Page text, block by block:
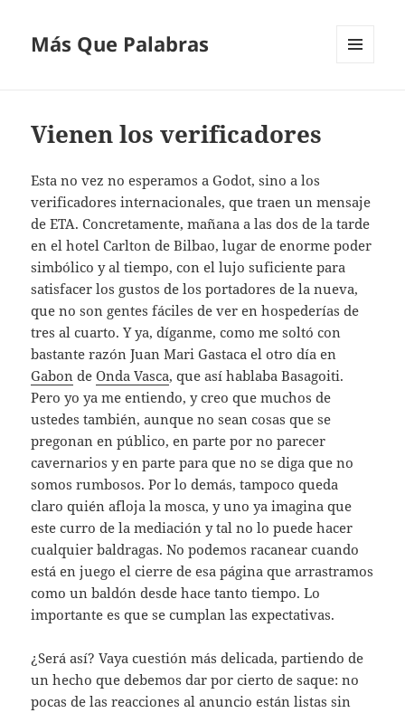
Más Que Palabras
Vienen los verificadores
Esta no vez no esperamos a Godot, sino a los
verificadores internacionales, que traen un mensaje
de ETA. Concretamente, mañana a las dos de la tarde
en el hotel Carlton de Bilbao, lugar de enorme poder
simbólico y al tiempo, con el lujo suficiente para
satisfacer los gustos de los portadores de la nueva,
que no son gentes fáciles de ver en hospederías de
tres al cuarto. Y ya, díganme, como me soltó con
bastante razón Juan Mari Gastaca el otro día en
Gabon deOnda Vasca, que así hablaba Basagoiti.
Pero yo ya me entiendo, y creo que muchos de
ustedes también, aunque no sean cosas que se
pregonan en público, en parte por no parecer
cavernarios y en parte para que no se diga que no
somos rumbosos. Por lo demás, tampoco queda
claro quién afloja la mosca, y uno ya imagina que
este curro de la mediación y tal no lo puede hacer
cualquier baldragas. No podemos racanear cuando
está en juego el cierre de esa página que arrastramos
como un baldón desde hace tanto tiempo. Lo
importante es que se cumplan las expectativas.
¿Será así? Vaya cuestión más delicada, partiendo de
un hecho que debemos dar por cierto de saque: no
pocas de las reacciones al anuncio están listas sin